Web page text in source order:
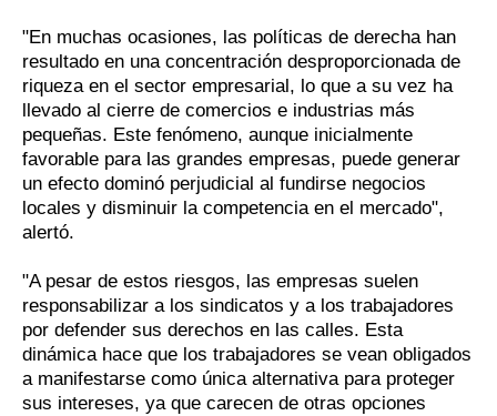
"En muchas ocasiones, las políticas de derecha han
resultado en una concentración desproporcionada de
riqueza en el sector empresarial, lo que a su vez ha
llevado al cierre de comercios e industrias más
pequeñas. Este fenómeno, aunque inicialmente
favorable para las grandes empresas, puede generar
un efecto dominó perjudicial al fundirse negocios
locales y disminuir la competencia en el mercado",
alertó.
"A pesar de estos riesgos, las empresas suelen
responsabilizar a los sindicatos y a los trabajadores
por defender sus derechos en las calles. Esta
dinámica hace que los trabajadores se vean obligados
a manifestarse como única alternativa para proteger
sus intereses, ya que carecen de otras opciones